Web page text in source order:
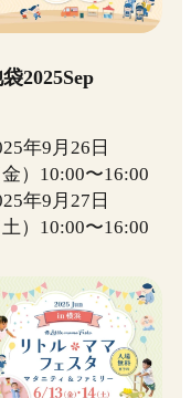
2025Sep
年9月26日
金）10:00〜16:00
年9月27日
土）10:00〜16:00